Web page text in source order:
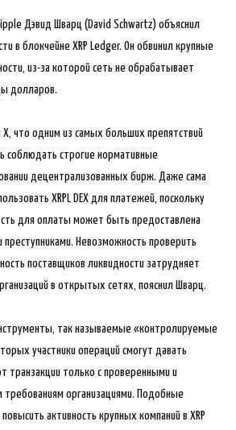
Дэвид Шварц (David Schwartz) объяснил
в блокчейне XRP Ledger. Он обвинил крупные
из-за которой сеть не обрабатывает
долларов.
Х, что одним из самых больших препятствий
соблюдать строгие нормативные
децентрализованных бирж. Даже сама
XRPL DEX для платежей, поскольку
для оплаты может быть предоставлена
преступниками. Невозможность проверить
поставщиков ликвидности затрудняет
в открытых сетях, пояснил Шварц.
так называемые «контролируемые
участники операций смогут давать
транзакции только с проверенными и
организациями. Подобные
активность крупных компаний в XRP